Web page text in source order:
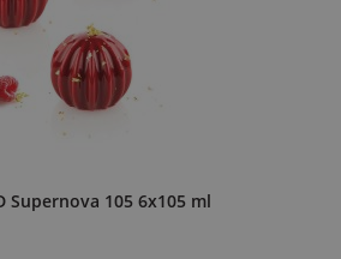
Supernova 105 6x105 ml